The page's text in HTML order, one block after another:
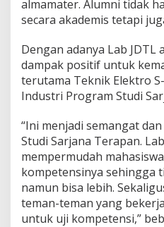
L
i
r
k
(
D
T
L
)
almamater. Alumni tidak
secara akademis tetapi
Dengan adanya Lab JDTL
dampak positif untuk
terutama Teknik Elektro
Industri Program Studi
“Ini menjadi semangat
Studi Sarjana Terapan.
mempermudah
kompetensinya sehingga
namun bisa lebih.
teman-teman yang
untuk uji kompetensi,”